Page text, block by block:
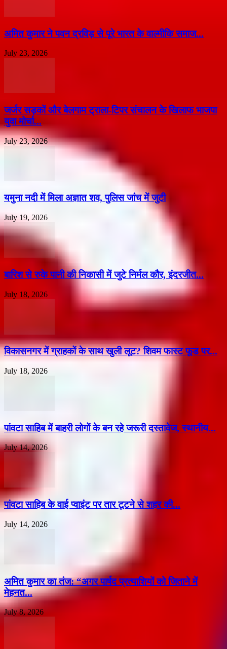
अमित कुमार ने पवन द्रविड़ से पूरे भारत के वाल्मीकि समाज...
July 23, 2026
जर्जर सड़कों और बेलगाम ट्राला-टिपर संचालन के खिलाफ भाजपा
युवा मोर्चा...
July 23, 2026
यमुना नदी में मिला अज्ञात शव, पुलिस जांच में जुटी
July 19, 2026
बारिश से रुके पानी की निकासी में जुटे निर्मल कौर, इंदरजीत...
July 18, 2026
विकासनगर में ग्राहकों के साथ खुली लूट? शिवम फास्ट फूड पर...
July 18, 2026
पांवटा साहिब में बाहरी लोगों के बन रहे जरूरी दस्तावेज, स्थानीय...
July 14, 2026
पांवटा साहिब के वाई प्वाइंट पर तार टूटने से शहर की...
July 14, 2026
अमित कुमार का तंज: “अगर पार्षद प्रत्याशियों को जिताने में
मेहनत...
July 8, 2026